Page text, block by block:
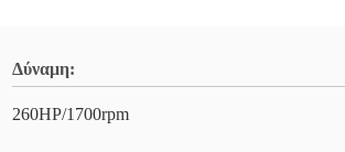
Δύναμη:
260HP/1700rpm